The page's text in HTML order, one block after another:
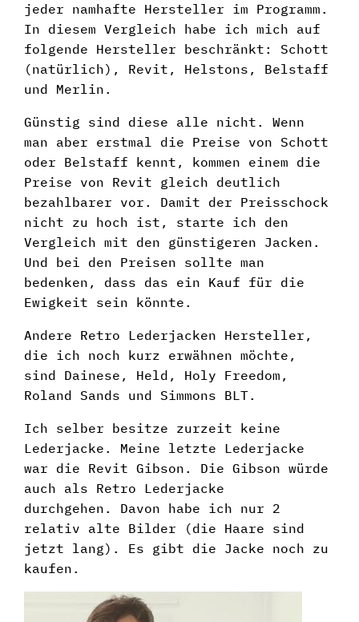
jeder namhafte Hersteller im Programm.
In diesem Vergleich habe ich mich auf
folgende Hersteller beschränkt: Schott
(natürlich), Revit, Helstons, Belstaff
und Merlin.
Günstig sind diese alle nicht. Wenn
man aber erstmal die Preise von Schott
oder Belstaff kennt, kommen einem die
Preise von Revit gleich deutlich
bezahlbarer vor. Damit der Preisschock
nicht zu hoch ist, starte ich den
Vergleich mit den günstigeren Jacken.
Und bei den Preisen sollte man
bedenken, dass das ein Kauf für die
Ewigkeit sein könnte.
Andere Retro Lederjacken Hersteller,
die ich noch kurz erwähnen möchte,
sind Dainese, Held, Holy Freedom,
Roland Sands und Simmons BLT.
Ich selber besitze zurzeit keine
Lederjacke. Meine letzte Lederjacke
war die Revit Gibson. Die Gibson würde
auch als Retro Lederjacke
durchgehen. Davon habe ich nur 2
relativ alte Bilder (die Haare sind
jetzt lang). Es gibt die Jacke noch zu
kaufen.